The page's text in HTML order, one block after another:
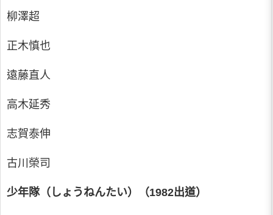
柳澤超
正木慎也
遠藤直人
高木延秀
志賀泰伸
古川榮司
少年隊（しょうねんたい）（1982出道）